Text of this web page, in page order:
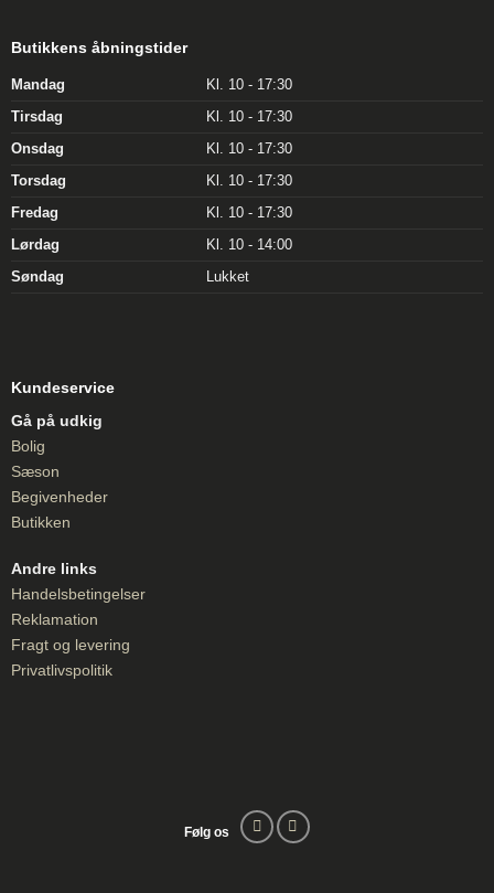
Butikkens åbningstider
Mandag
Kl. 10 - 17:30
Tirsdag
Kl. 10 - 17:30
Onsdag
Kl. 10 - 17:30
Torsdag
Kl. 10 - 17:30
Fredag
Kl. 10 - 17:30
Lørdag
Kl. 10 - 14:00
Søndag
Lukket
Kundeservice
Gå på udkig
Bolig
Sæson
Begivenheder
Butikken
Andre links
Handelsbetingelser
Reklamation
Fragt og levering
Privatlivspolitik
Følg os